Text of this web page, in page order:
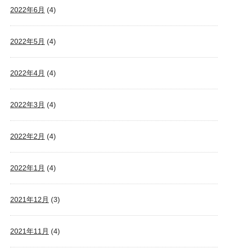
2022年6月 (4)
2022年5月 (4)
2022年4月 (4)
2022年3月 (4)
2022年2月 (4)
2022年1月 (4)
2021年12月 (3)
2021年11月 (4)